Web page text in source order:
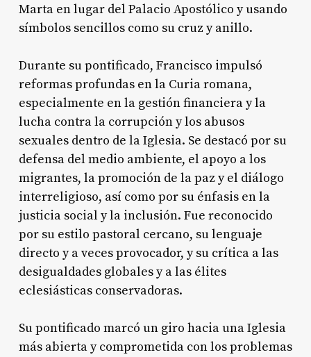
Marta en lugar del Palacio Apostólico y usando
símbolos sencillos como su cruz y anillo.
Durante su pontificado, Francisco impulsó
reformas profundas en la Curia romana,
especialmente en la gestión financiera y la
lucha contra la corrupción y los abusos
sexuales dentro de la Iglesia. Se destacó por su
defensa del medio ambiente, el apoyo a los
migrantes, la promoción de la paz y el diálogo
interreligioso, así como por su énfasis en la
justicia social y la inclusión. Fue reconocido
por su estilo pastoral cercano, su lenguaje
directo y a veces provocador, y su crítica a las
desigualdades globales y a las élites
eclesiásticas conservadoras.
Su pontificado marcó un giro hacia una Iglesia
más abierta y comprometida con los problemas